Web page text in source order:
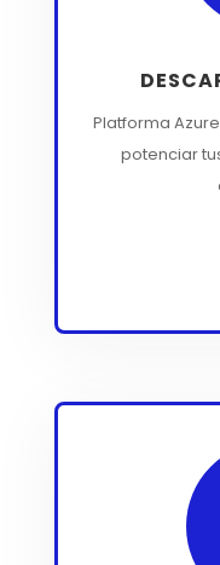
Platforma
potenciar